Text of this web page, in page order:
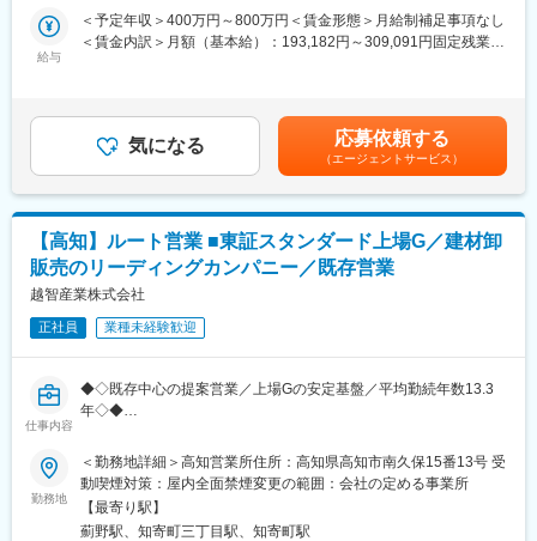
＜働きやすい体制を整備＞
ど、メリハリをつけながら腰を据えて働けます。
・万が一休日出勤がある際も、振休は必須で取得しているため過
度な業務はありません。
■会社の雰囲気：
・創業15年と業界の中では歴史は浅いものの、その分社員1人1人
が会社をつくっていくという気概が大きく、
積極的なチャレンジを推奨、意見も言いやすく、フラットな社風
も魅力の1つです。
思決定いただいた方多数！
◎成長率の高さという安定性で、同業からの転職者にも選んでい
◎評価制度が明確で年収もしっかりUP！
（年収例）35歳550万円（入社5年目）／45歳700万円（入社9年
など）
理想の家づくりにおけるベストパートナーを目指す当社で、積算
職をお任せします。
同業界の方から選ばれる安定性・成長性を感じていただきながら
活躍いただけます。
■職務内容：
契約内容や設計図面を確認しながら、予算を作成し、発注業務を
担当します。
迎です！
■自由設計の高品質注文住宅が強み◎業界トップクラスの成長率！
当社では、家族の希望を1mm単位で実現する柔軟な自由設計にこ
給与
＜予定年収＞400万円～800万円＜賃金形態＞月給制補足事項なし
＜賃金内訳＞月額（基本給）：193,182円～309,091円固定残業手
＞※給与詳細は前職の実績・経験・年収等を考慮し決定■賞与：年
2回（3月、9月）※個人の実績による（年収例）35歳550万円（入
社5年目）／45歳700万円（入社9年目）■資格取得一時金あり：入
社後に業務で必要な資格を取得した方には、祝い金を支給賃金は
あくまでも目安の金額であり、選考を通じて上下する可能性があ
ります。月給(月額)は固定手当を含めた表記です。
気になる 応募依頼する
（エージェントサービス）
【高知】ルート営業 ■東証スタンダード上場G／建材卸
販売のリーディングカンパニー／既存営業
越智産業株式会社
正社員 業種未経験歓迎
仕事内容
◆◇既存中心の提案営業／上場Gの安定基盤／平均勤続年数13.3
年◇◆
■採用背景：
取引拡大に伴い既存顧客への対応力強化を目的とした増員募集で
す。地域密着型の営業体制を維持しながら、より高付加価値な提
案を実現するため新メンバーを募集します。
勤務地
＜勤務地詳細＞高知営業所住所：高知県高知市南久保15番13号 受
動喫煙対策：屋内全面禁煙変更の範囲：会社の定める事業所
【最寄り駅】
薊野駅、知寄町三丁目駅、知寄町駅